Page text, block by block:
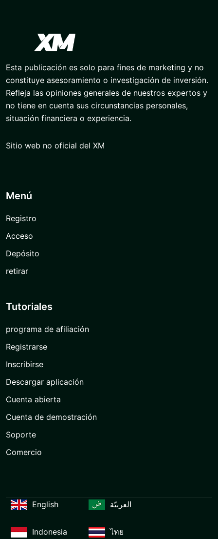
Esta publicación es solo para fines de marketing y no
constituye asesoramiento o investigación de inversión.
Refleja las opiniones generales de nuestros expertos y
no tiene en cuenta sus circunstancias personales,
situación financiera o experiencia.
Sitio web no oficial del XM
Menú
Registro
Acceso
Depósito
retirar
Tutoriales
programa de afiliación
Registrarse
Inscribirse
Descargar aplicación
Cuenta abierta
Cuenta de demostración
Soporte
Comercio
English العربيّة
Indonesia ไทย